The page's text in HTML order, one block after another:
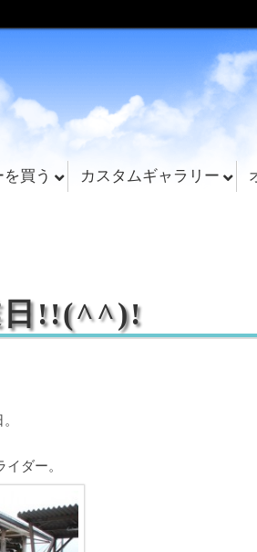
買う カスタムギャラリー
日!!(^^)!
ダー。